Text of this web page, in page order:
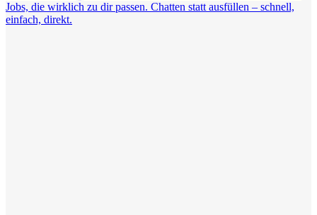
Jobs, die wirklich zu dir passen. Chatten statt ausfüllen – schnell,
einfach, direkt.